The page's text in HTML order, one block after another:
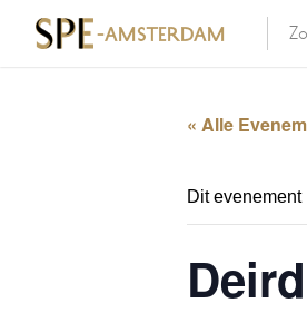
« Alle
Dit evenement